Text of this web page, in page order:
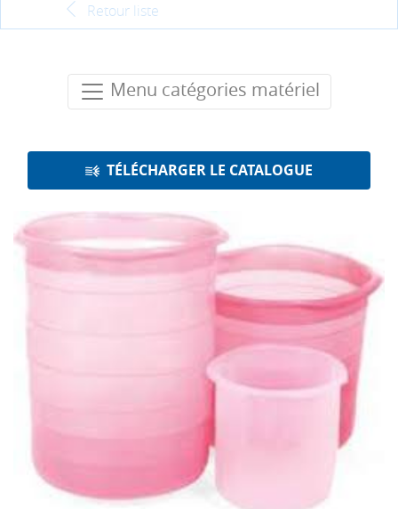
Retour liste
Menu catégories matériel
TÉLÉCHARGER LE CATALOGUE